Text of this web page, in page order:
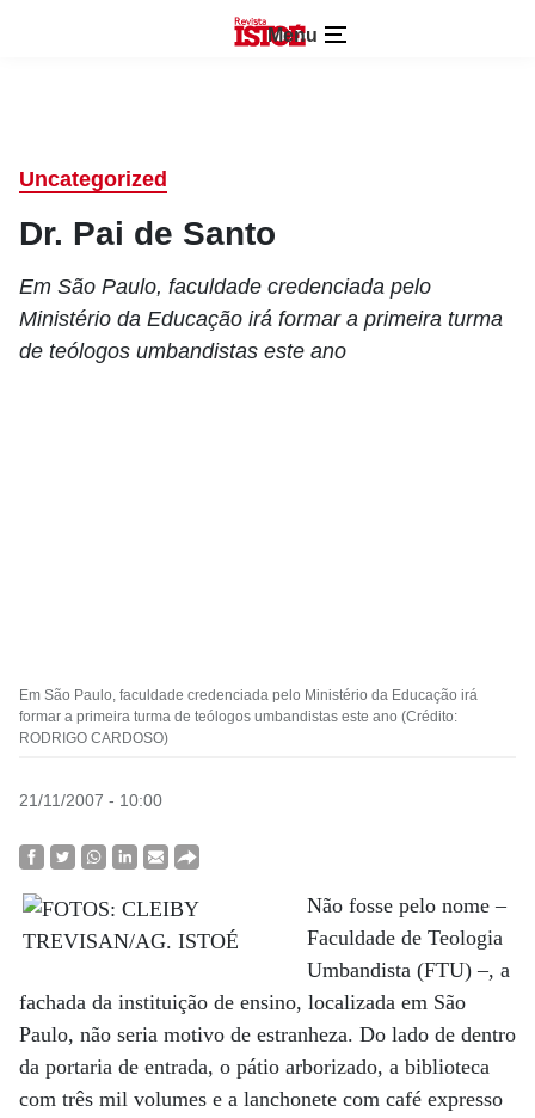
Menu
Uncategorized
Dr. Pai de Santo
Em São Paulo, faculdade credenciada pelo
Ministério da Educação irá formar a primeira turma
de teólogos umbandistas este ano
Em São Paulo, faculdade credenciada pelo Ministério da Educação irá
formar a primeira turma de teólogos umbandistas este ano (Crédito:
RODRIGO CARDOSO)
21/11/2007 - 10:00
Não fosse pelo nome –
Faculdade de Teologia
Umbandista (FTU) –, a
fachada da instituição de ensino, localizada em São
Paulo, não seria motivo de estranheza. Do lado de dentro
da portaria de entrada, o pátio arborizado, a biblioteca
com três mil volumes e a lanchonete com café expresso